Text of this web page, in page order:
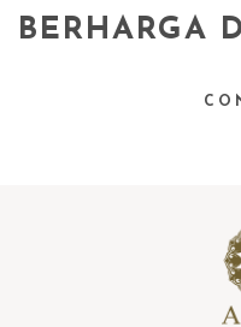
BERHARGA